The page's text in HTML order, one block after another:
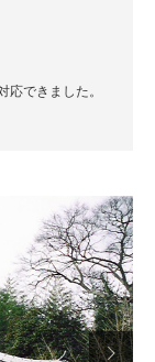
できました。
